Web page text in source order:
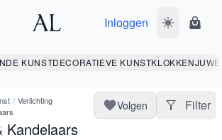
Inloggen Wissel
KUNSTDECORATIEVE KUNSTKLOKKEN
/ Verlichting
Kandelaars
Volgen Filter